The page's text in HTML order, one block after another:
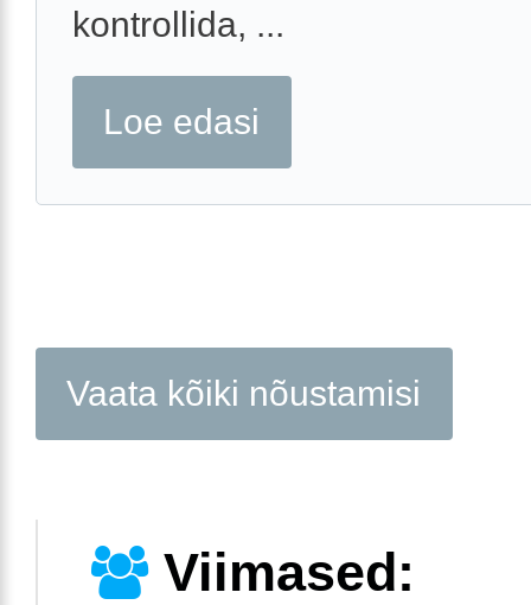
kontrollida, ...
Loe edasi
Vaata kõiki nõustamisi
Viimased: